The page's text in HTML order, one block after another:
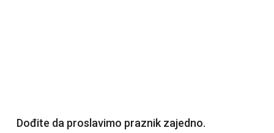
Dođite da proslavimo praznik zajedno.